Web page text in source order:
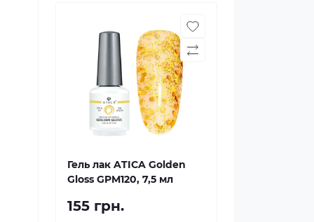
Гель лак ATICA Golden
Gloss GPM120, 7,5 мл
155 грн.